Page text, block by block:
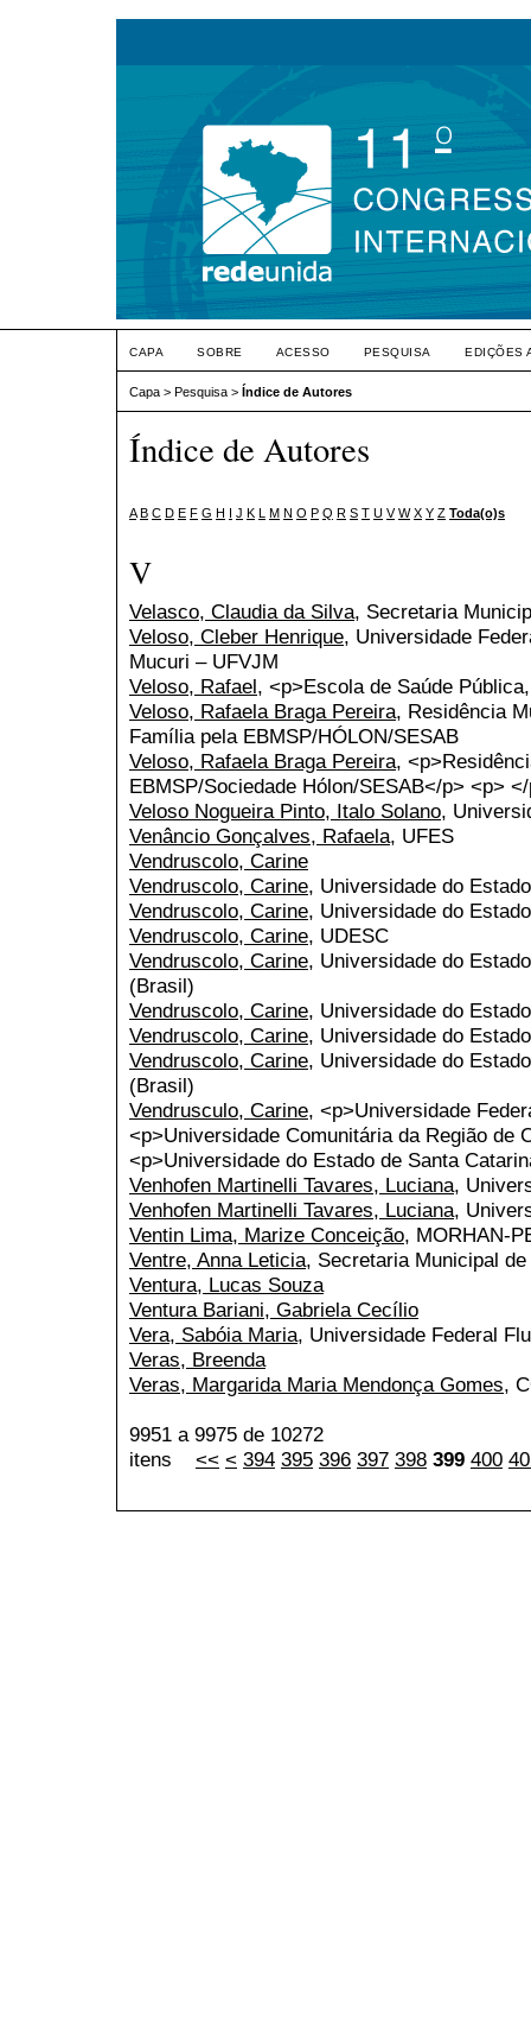
CAPA SOBRE ACESSO PESQUISA EDIÇÕES
Capa > Pesquisa > Índice de Autores
Índice de Autores
A B C D E F G H I J K L M N O P Q R S T U V W X Y Z Toda(o)s
V
Velasco, Claudia da Silva, Secretaria
Veloso, Cleber Henrique, Universidade
Mucuri – UFVJM
Veloso, Rafael, <p>Escola de Saúde
Veloso, Rafaela Braga Pereira, Residência
Família pela EBMSP/HÓLON/SESAB
Veloso, Rafaela Braga Pereira,
EBMSP/Sociedade Hólon/SESAB</p> <p>
Veloso Nogueira Pinto, Italo Solano,
Venâncio Gonçalves, Rafaela, UFES
Vendruscolo, Carine
Vendruscolo, Carine, Universidade do
Vendruscolo, Carine, Universidade do
Vendruscolo, Carine, UDESC
Vendruscolo, Carine, Universidade do
(Brasil)
Vendruscolo, Carine, Universidade do
Vendruscolo, Carine, Universidade do
Vendruscolo, Carine, Universidade do
(Brasil)
Vendrusculo, Carine, <p>Universidade
<p>Universidade Comunitária da Região de
<p>Universidade do Estado de Santa
Venhofen Martinelli Tavares, Luciana,
Venhofen Martinelli Tavares, Luciana,
Ventin Lima, Marize Conceição, MORHAN-
Ventre, Anna Leticia, Secretaria Municipal
Ventura, Lucas Souza
Ventura Bariani, Gabriela Cecílio
Vera, Sabóia Maria, Universidade Federal
Veras, Breenda
Veras, Margarida Maria Mendonça Gomes,
9951 a 9975 de 10272
itens << < 394 395 396 397 398 399 400